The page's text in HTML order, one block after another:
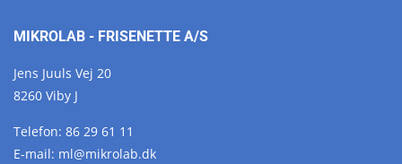
MIKROLAB - FRISENETTE A/S
Jens Juuls Vej 20
8260 Viby J
Telefon: 86 29 61 11
E-mail: ml@mikrolab.dk